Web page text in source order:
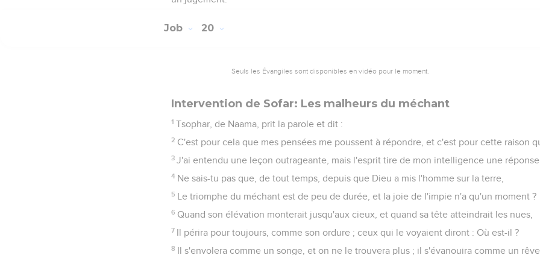
Job 20
Seuls les Évangiles sont disponibles en vidéo pour le moment.
Intervention de Sofar: Les malheurs du méchant
1 Tsophar, de Naama, prit la parole et dit :
2 C'est pour cela que mes pensées me poussent à répondre, et c'est pour cette raison
3 J'ai entendu une leçon outrageante, mais l'esprit tire de mon intelligence une réponse.
4 Ne sais-tu pas que, de tout temps, depuis que Dieu a mis l'homme sur la terre,
5 Le triomphe du méchant est de peu de durée, et la joie de l'impie n'a qu'un moment ?
6 Quand son élévation monterait jusqu'aux cieux, et quand sa tête atteindrait les nues,
7 Il périra pour toujours, comme son ordure ; ceux qui le voyaient diront : Où est-il ?
8 Il s'envolera comme un songe, et on ne le trouvera plus ; il s'évanouira comme un